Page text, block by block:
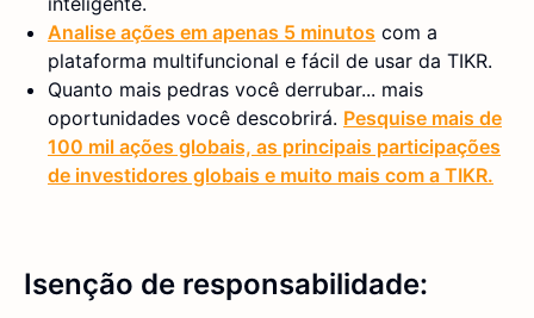
Analise ações em apenas 5 minutos com a
plataforma multifuncional e fácil de usar da TIKR.
Quanto mais pedras você derrubar... mais
oportunidades você descobrirá. Pesquise mais de
100 mil ações globais, as principais participações
de investidores globais e muito mais com a TIKR.
Isenção de responsabilidade: